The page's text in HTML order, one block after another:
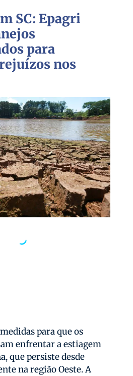
SC: Epagri
para
nos
para que os
enfrentar a estiagem
que persiste desde
na região Oeste. A